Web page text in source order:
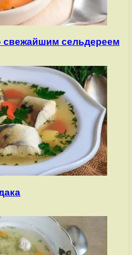
свежайшим сельдереем